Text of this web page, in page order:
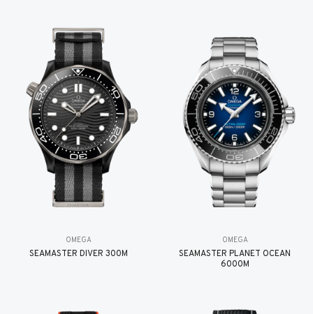
OMEGA
SEAMASTER DIVER 300M
OMEGA
SEAMASTER PLANET OCEAN
6000M